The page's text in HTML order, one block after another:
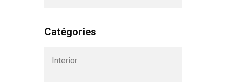
Catégories
Interior